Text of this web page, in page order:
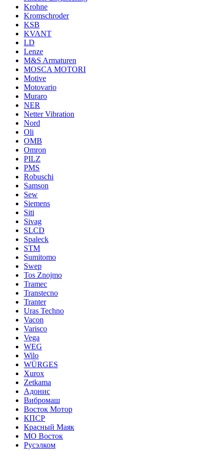
Krohne
Kromschroder
KSB
KVANT
LD
Lenze
M&S Armaturen
MOSCA MOTORI
Motive
Motovario
Muraro
NER
Netter Vibration
Nord
Oli
OMB
Omron
PILZ
PMS
Robuschi
Samson
Sew
Siemens
Siti
Sivag
SLCD
Spaleck
STM
Sumitomo
Swep
Tos Znojmo
Tramec
Transtecno
Tranter
Uras Techno
Vacon
Varisco
Vega
WEG
Wilo
WÜRGES
Xurox
Zetkama
Адонис
Вибромаш
Восток Мотор
КПСР
Красный Маяк
МО Восток
Русэлком